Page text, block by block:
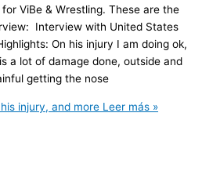
ViBe & Wrestling. These are the
Interview with United States
On his injury I am doing ok,
a lot of damage done, outside and
getting the nose
injury, and more Leer más »